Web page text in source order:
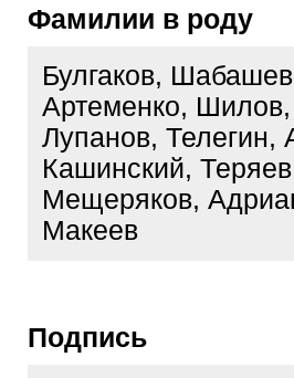
Фамилии в роду
Булгаков,
Артеменко,
Лупанов, Телегин,
Кашинский,
Мещеряков,
Макеев
Подпись